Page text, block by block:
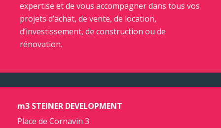
expertise et de vous accompagner dans tous vos
projets d’achat, de vente, de location,
d’investissement, de construction ou de
rénovation.
m3 STEINER DEVELOPMENT
Place de Cornavin 3